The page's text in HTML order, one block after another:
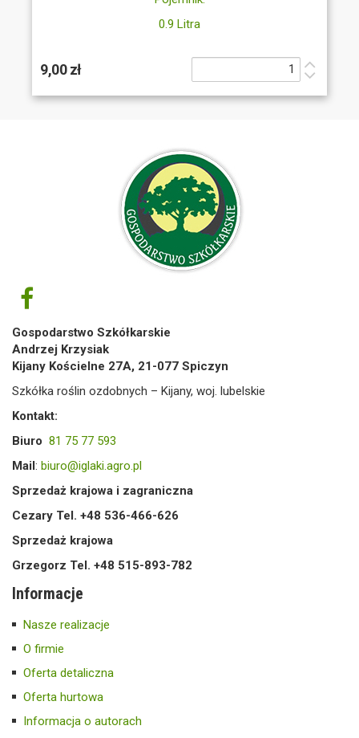
0.9 Litra
9,00 zł
Gospodarstwo Szkółkarskie
Andrzej Krzysiak
Kijany Kościelne 27A, 21-077 Spiczyn
Szkółka roślin ozdobnych – Kijany, woj. lubelskie
Kontakt:
Biuro 81 75 77 593
Mail: biuro@iglaki.agro.pl
Sprzedaż krajowa i zagraniczna
Cezary Tel. +48 536-466-626
Sprzedaż krajowa
Grzegorz Tel. +48 515-893-782
Informacje
Nasze realizacje
O firmie
Oferta detaliczna
Oferta hurtowa
Informacja o autorach